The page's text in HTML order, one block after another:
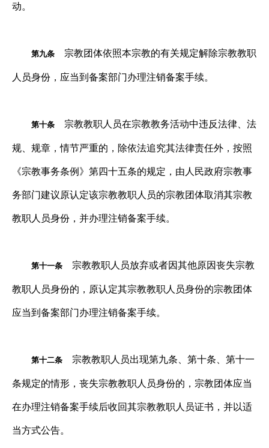
动。
第九条 宗教团体依照本宗教的有关规定解除宗教教职
人员身份，应当到备案部门办理注销备案手续。
第十条 宗教教职人员在宗教教务活动中违反法律、法
规、规章，情节严重的，除依法追究其法律责任外，按照
《宗教事务条例》第四十五条的规定，由人民政府宗教事
务部门建议原认定该宗教教职人员的宗教团体取消其宗教
教职人员身份，并办理注销备案手续。
第十一条 宗教教职人员放弃或者因其他原因丧失宗教
教职人员身份的，原认定其宗教教职人员身份的宗教团体
应当到备案部门办理注销备案手续。
第十二条 宗教教职人员出现第九条、第十条、第十一
条规定的情形，丧失宗教教职人员身份的，宗教团体应当
在办理注销备案手续后收回其宗教教职人员证书，并以适
当方式公告。